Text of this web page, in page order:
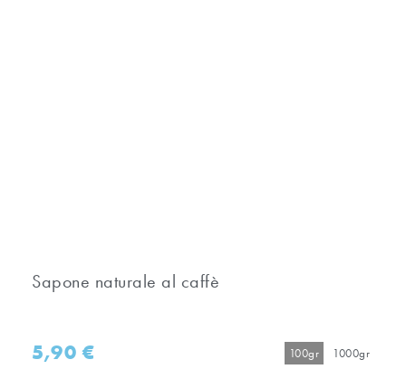
Sapone naturale al caffè
5,90€ 100gr 1000gr